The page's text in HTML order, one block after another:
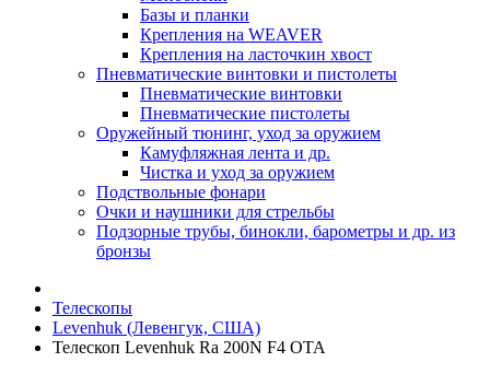
Базы и планки
Крепления на WEAVER
Крепления на ласточкин хвост
Пневматические винтовки и пистолеты
Пневматические винтовки
Пневматические пистолеты
Оружейный тюнинг, уход за оружием
Камуфляжная лента и др.
Чистка и уход за оружием
Подствольные фонари
Очки и наушники для стрельбы
Подзорные трубы, бинокли, барометры и др. из
бронзы
Телескопы
Levenhuk (Левенгук, США)
Телескоп Levenhuk Ra 200N F4 OTA